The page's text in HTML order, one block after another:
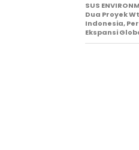
SUS
Dua Proyek
Indonesia,
Ekspansi